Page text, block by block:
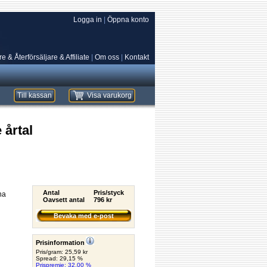
Logga in Öppna konto
& Återförsäljare & Affiliate Om oss Kontakt
Visa varukorg
Till kassan
årtal
Antal
Pris/styck
Oavsett antal
796 kr
Bevaka med e-post
Prisinformation
Pris/gram: 25,59 kr
Spread: 29,15 %
Prispremie: 32,00 %